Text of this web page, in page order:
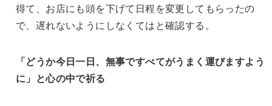
得て、お店にも頭を下げて日程を変更してもらったの
で、遅れないようにしなくてはと確認する。
「どうか今日一日、無事ですべてがうまく運びますよう
に」と心の中で祈る